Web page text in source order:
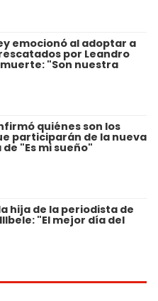
emocionó al adoptar a
por Leandro
"Son nuestra
quiénes son los
participarán de la nueva
"Es mi sueño"
hija de la periodista de
"El mejor día del